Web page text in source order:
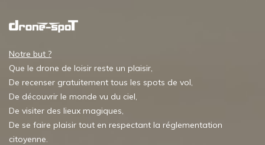
Notre but ?
Que le drone de loisir reste un plaisir,
De recenser gratuitement tous les spots de vol,
De découvrir le monde vu du ciel,
De visiter des lieux magiques,
De se faire plaisir tout en respectant la réglementation
citoyenne.